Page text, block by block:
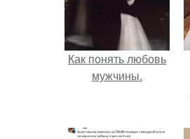
Как понять любовь
мужчины.